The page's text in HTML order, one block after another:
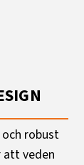
robust
att veden